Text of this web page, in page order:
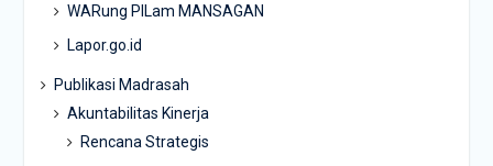
WARung PILam MANSAGAN
Lapor.go.id
Publikasi Madrasah
Akuntabilitas Kinerja
Rencana Strategis